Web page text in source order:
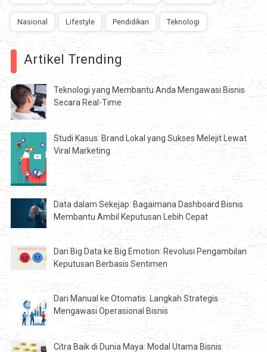
Nasional Lifestyle Pendidikan Teknologi
Artikel Trending
Teknologi yang Membantu Anda Mengawasi Bisnis
Secara Real-Time
Studi Kasus: Brand Lokal yang Sukses Melejit Lewat
Viral Marketing
Data dalam Sekejap: Bagaimana Dashboard Bisnis
Membantu Ambil Keputusan Lebih Cepat
Dari Big Data ke Big Emotion: Revolusi Pengambilan
Keputusan Berbasis Sentimen
Dari Manual ke Otomatis: Langkah Strategis
Mengawasi Operasional Bisnis
Citra Baik di Dunia Maya: Modal Utama Bisnis